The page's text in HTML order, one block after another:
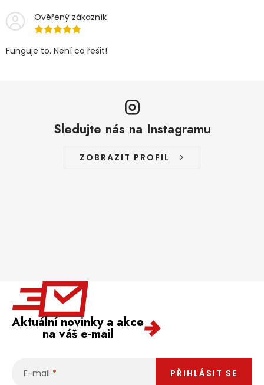
Ověřený zákazník
Funguje to. Není co řešit!
Sledujte nás na Instagramu
ZOBRAZIT PROFIL
Aktuální novinky a akce
na váš e-mail
E-mail PŘIHLÁSIT SE